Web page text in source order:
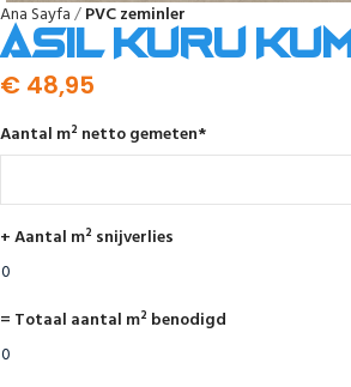
Ana Sayfa PVC zeminler
Asil kuru kum
€ 48,95
Aantal m² netto gemeten*
+ Aantal m² snijverlies
= Totaal aantal m² benodigd